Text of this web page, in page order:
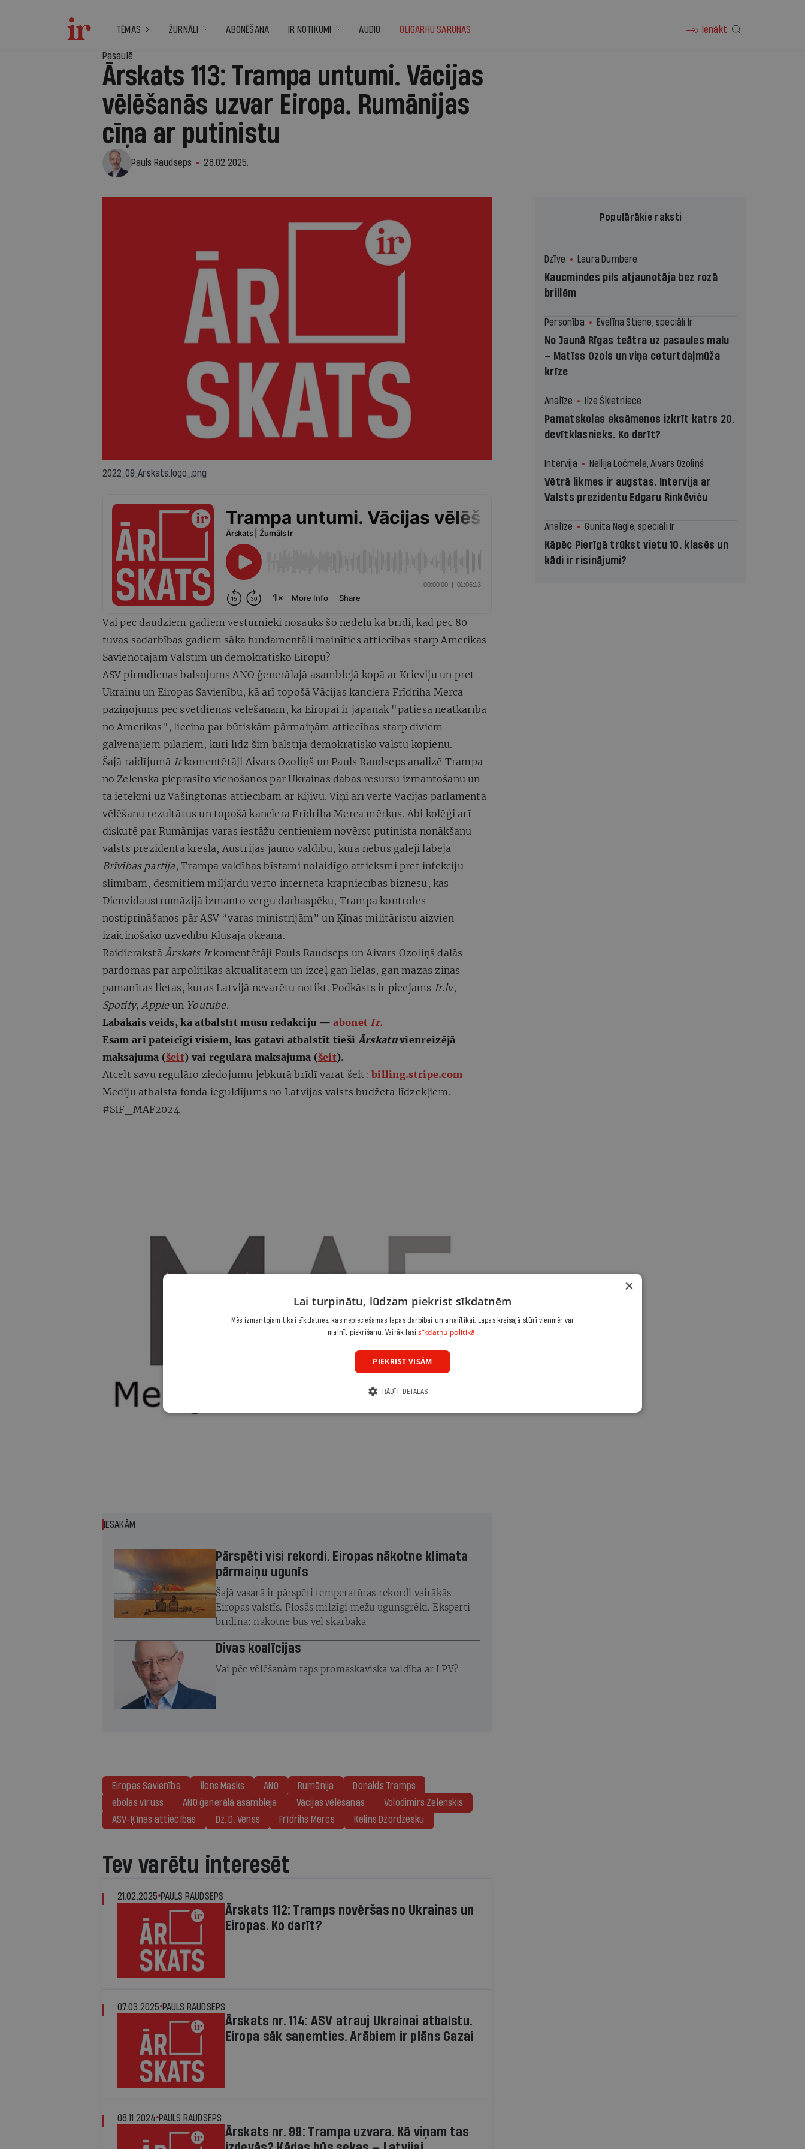
TĒMAS ŽURNĀLI ABONĒŠANA IR NOTIKUMI AUDIO OLIGARHU SARUNAS Ienākt
Pasaulē
Ārskats 113: Trampa untumi. Vācijas
vēlēšanās uzvar Eiropa. Rumānijas
cīņa ar putinistu
Pauls Raudseps 28.02.2025.
2022_09_Arskats.logo_.png
Vai pēc daudziem gadiem vēsturnieki nosauks šo nedēļu kā brīdi, kad pēc 80
tuvas sadarbības gadiem sāka fundamentāli mainīties attiecības starp Amerikas
Savienotajām Valstīm un demokrātisko Eiropu?
ASV pirmdienas balsojums ANO ģenerālajā asamblejā kopā ar Krieviju un pret
Ukrainu un Eiropas Savienību, kā arī topošā Vācijas kanclera Frīdriha Merca
paziņojums pēc svētdienas vēlēšanām, ka Eiropai ir jāpanāk "patiesa neatkarība
no Amerikas", liecina par būtiskām pārmaiņām attiecības starp diviem
galvenajiem pīlāriem, kuri līdz šim balstīja demokrātisko valstu kopienu.
Šajā raidījumā Irkomentētāji Aivars Ozoliņš un Pauls Raudseps analizē Trampa
no Zelenska pieprasīto vienošanos par Ukrainas dabas resursu izmantošanu un
tā ietekmi uz Vašingtonas attiecībām ar Kijivu. Viņi arī vērtē Vācijas parlamenta
vēlēšanu rezultātus un topošā kanclera Frīdriha Merca mērķus. Abi kolēģi arī
diskutē par Rumānijas varas iestāžu centieniem novērst putinista nonākšanu
valsts prezidenta krēslā, Austrijas jauno valdību, kurā nebūs galēji labējā
Brīvības partija, Trampa valdības bīstami nolaidīgo attieksmi pret infekciju
slimībām, desmitiem miljardu vērto interneta krāpniecības biznesu, kas
Dienvidaustrumāzijā izmanto vergu darbaspēku, Trampa kontroles
nostiprināšanos pār ASV “varas ministrijām” un Ķīnas militāristu aizvien
izaicinošāko uzvedību Klusajā okeānā.
RaidierakstāĀrskats Irkomentētāji Pauls Raudseps un Aivars Ozoliņš dalās
pārdomās par ārpolitikas aktualitātēm un izceļ gan lielas, gan mazas ziņās
pamanītas lietas, kuras Latvijā nevarētu notikt. Podkāsts ir pieejams Ir.lv,
Spotify,Appleun Youtube.
Labākais veids, kā atbalstīt mūsu redakciju —abonētIr.
Esam arī pateicīgi visiem, kas gatavi atbalstīt tieši Ārskatuvienreizējā
maksājumā (šeit) vai regulārā maksājumā (šeit).
Atcelt savu regulāro ziedojumu jebkurā brīdī varat šeit: billing.stripe.com
Mediju atbalsta fonda ieguldījums no Latvijas valsts budžeta līdzekļiem.
#SIF_MAF2024
IESAKĀM
Pārspēti visi rekordi. Eiropas nākotne klimata
pārmaiņu ugunīs
Šajā vasarā ir pārspēti temperatūras rekordi vairākās
Eiropas valstīs. Plosās milzīgi mežu ugunsgrēki. Eksperti
brīdina: nākotne būs vēl skarbāka
Divas koalīcijas
Vai pēc vēlēšanām taps promaskaviska valdība ar LPV?
Eiropas Savienība Īlons Masks ANO Rumānija
Donalds Tramps
ebolas vīruss
ANO ģenerālā asambleja Vācijas vēlēšanas
Volodimirs Zelenskis
ASV-Ķīnas attiecības
Dž. D. Venss Frīdrihs Mercs Kelins Džordžesku
Tev varētu interesēt
21.02.2025 PAULS RAUDSEPS
Ārskats 112: Tramps novēršas no Ukrainas un
Eiropas. Ko darīt?
07.03.2025 PAULS RAUDSEPS
Ārskats nr. 114: ASV atrauj Ukrainai atbalstu.
Eiropa sāk saņemties. Arābiem ir plāns Gazai
08.11.2024 PAULS RAUDSEPS
Ārskats nr. 99: Trampa uzvara. Kā viņam tas
Populārākie raksti
Dzīve Laura Dumbere
Kaucmindes pils atjaunotāja bez rozā
brillēm
Personība Evelīna Stiene, speciāli Ir
No Jaunā Rīgas teātra uz pasaules malu
– Matīss Ozols un viņa ceturtdaļmūža
krīze
Analīze Ilze Šķietniece
Pamatskolas eksāmenos izkrīt katrs 20.
devītklasnieks. Ko darīt?
Intervija Nellija Ločmele, Aivars Ozoliņš
Vētrā likmes ir augstas. Intervija ar
Valsts prezidentu Edgaru Rinkēviču
Analīze Gunita Nagle, speciāli Ir
Kāpēc Pierīgā trūkst vietu 10. klasēs un
kādi ir risinājumi?
×
Lai turpinātu, lūdzam piekrist sīkdatnēm
Mēs izmantojam tikai sīkdatnes, kas nepieciešamas lapas darbībai un analītikai. Lapas kreisajā stūrī vienmēr var
mainīt piekrišanu. Vairāk lasisīkdatņu politikā.
PIEKRIST VISĀM
RĀDĪT DETAĻAS